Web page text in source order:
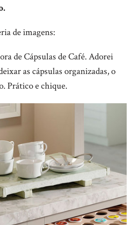
de imagens:
de Cápsulas de Café. Adorei
as cápsulas organizadas, o
Prático e chique.